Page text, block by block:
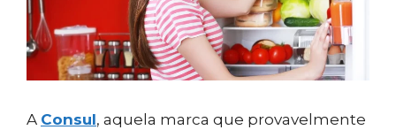
A Consul, aquela marca que provavelmente